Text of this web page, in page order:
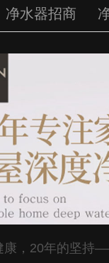
净水器招商